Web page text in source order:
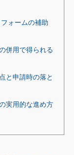
ォームの補助
併用で得られる
と申請時の落と
実用的な進め方